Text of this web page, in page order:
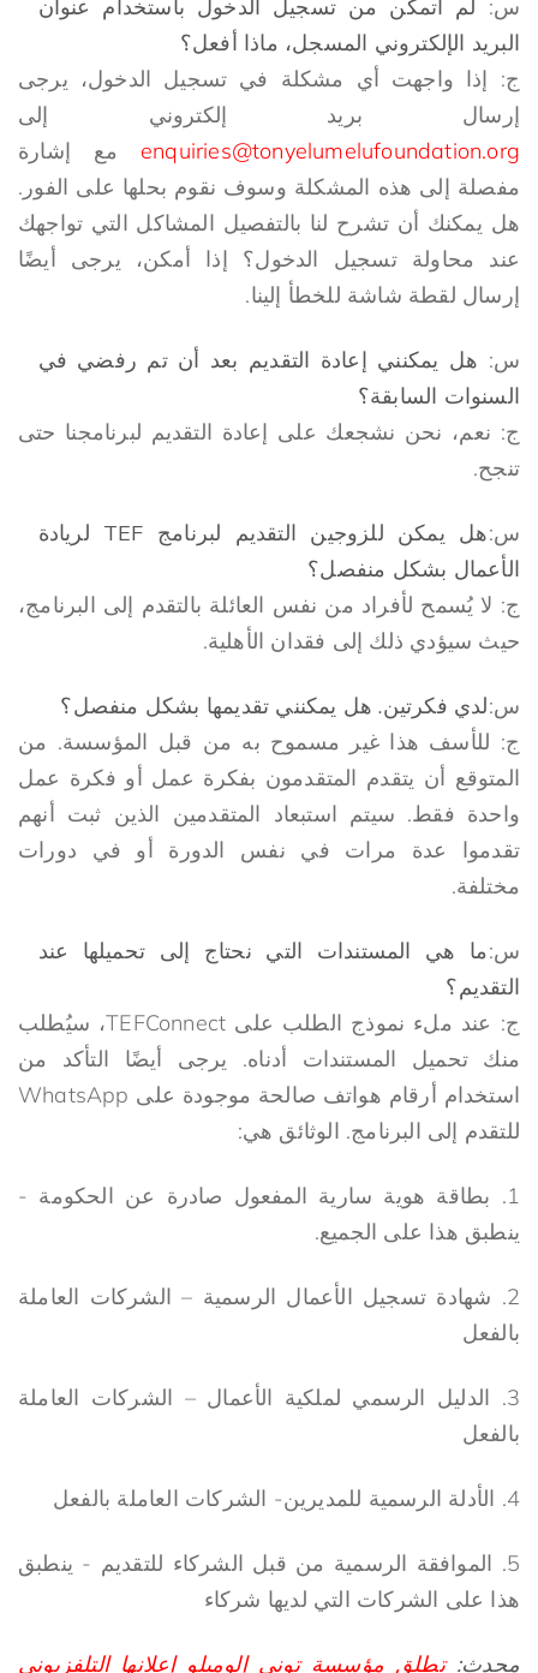
س: لم أتمكن من تسجيل الدخول باستخدام عنوان
البريد الإلكتروني المسجل، ماذا أفعل؟
ج: إذا واجهت أي مشكلة في تسجيل الدخول، يرجى
إرسال بريد إلكتروني إلى
enquiries@tonyelumelufoundation.org مع إشارة
مفصلة إلى هذه المشكلة وسوف نقوم بحلها على الفور.
هل يمكنك أن تشرح لنا بالتفصيل المشاكل التي تواجهك
عند محاولة تسجيل الدخول؟ إذا أمكن، يرجى أيضًا
إرسال لقطة شاشة للخطأ إلينا.
س: هل يمكنني إعادة التقديم بعد أن تم رفضي في
السنوات السابقة؟
ج: نعم، نحن نشجعك على إعادة التقديم لبرنامجنا حتى
تنجح.
س:
هل يمكن للزوجين التقديم لبرنامج TEF لريادة
الأعمال بشكل منفصل؟
ج: لا يُسمح لأفراد من نفس العائلة بالتقدم إلى البرنامج،
حيث سيؤدي ذلك إلى فقدان الأهلية.
س:لدي فكرتين. هل يمكنني تقديمها بشكل منفصل؟
ج: للأسف هذا غير مسموح به من قبل المؤسسة. من
المتوقع أن يتقدم المتقدمون بفكرة عمل أو فكرة عمل
واحدة فقط. سيتم استبعاد المتقدمين الذين ثبت أنهم
تقدموا عدة مرات في نفس الدورة أو في دورات
مختلفة.
س:ما هي المستندات التي نحتاج إلى تحميلها عند
التقديم؟
ج: عند ملء نموذج الطلب على TEFConnect، سيُطلب
منك تحميل المستندات أدناه. يرجى أيضًا التأكد من
استخدام أرقام هواتف صالحة موجودة على WhatsApp
للتقدم إلى البرنامج. الوثائق هي:
1. بطاقة هوية سارية المفعول صادرة عن الحكومة -
ينطبق هذا على الجميع.
2. شهادة تسجيل الأعمال الرسمية – الشركات العاملة
بالفعل
3. الدليل الرسمي لملكية الأعمال – الشركات العاملة
بالفعل
4. الأدلة الرسمية للمديرين- الشركات العاملة بالفعل
5. الموافقة الرسمية من قبل الشركاء للتقديم - ينطبق
هذا على الشركات التي لديها شركاء
محدث:تطلق مؤسسة توني إلوميلو إعلانها التلفزيوني